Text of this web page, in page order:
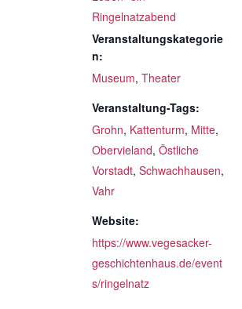
Ringelnatzabend
Veranstaltungskategorie
n:
Museum, Theater
Veranstaltung-Tags:
Grohn, Kattenturm, Mitte,
Obervieland, Östliche
Vorstadt, Schwachhausen,
Vahr
Website:
https://www.vegesacker-
geschichtenhaus.de/event
s/ringelnatz